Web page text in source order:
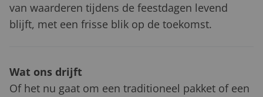
van waarderen tijdens de feestdagen levend
blijft, met een frisse blik op de toekomst.
Wat ons drijft
Of het nu gaat om een traditioneel pakket of een